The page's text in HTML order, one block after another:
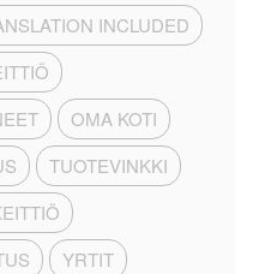
INCLUDED
OMA KOTI
TUOTEVINKKI
YRTIT